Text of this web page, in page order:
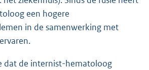
een hogere
in de samenwerking met
dat de internist-hematoloog